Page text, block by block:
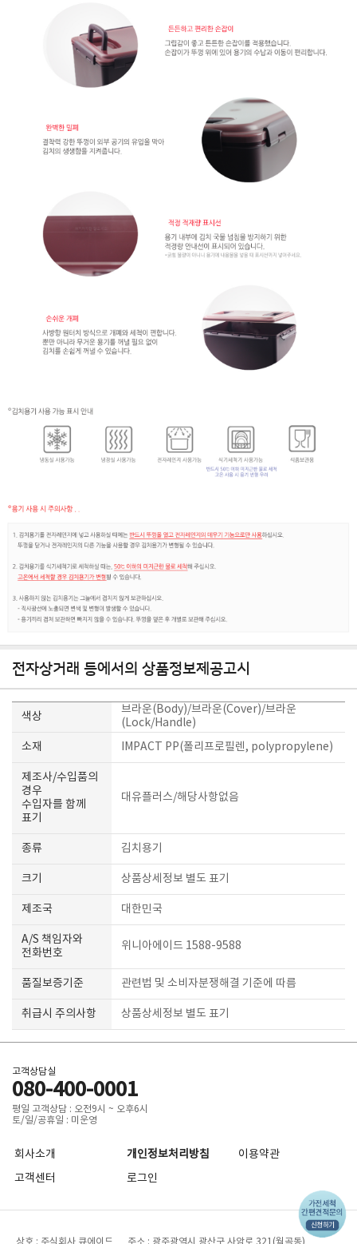
전자상거래 등에서의 상품정보제공고시
색상
브라운(Body)/브라운(Cover)/브라운
(Lock/Handle)
소재
IMPACT PP(폴리프로필렌, polypropylene)
제조사/수입품의
경우
수입자를 함께
표기
대유플러스/해당사항없음
종류 김치용기
크기 상품상세정보 별도 표기
제조국 대한민국
A/S 책임자와
전화번호
위니아에이드 1588-9588
품질보증기준 관련법 및 소비자분쟁해결 기준에 따름
취급시 주의사항 상품상세정보 별도 표기
고객상담실
080-400-0001
평일 고객상담 : 오전9시 ~ 오후6시
토/일/공휴일 : 미운영
회사소개 개인정보처리방침
이용약관
고객센터
로그인